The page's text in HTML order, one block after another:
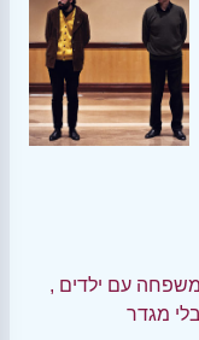
משפחה עם ילדים ,
בלי מגדר